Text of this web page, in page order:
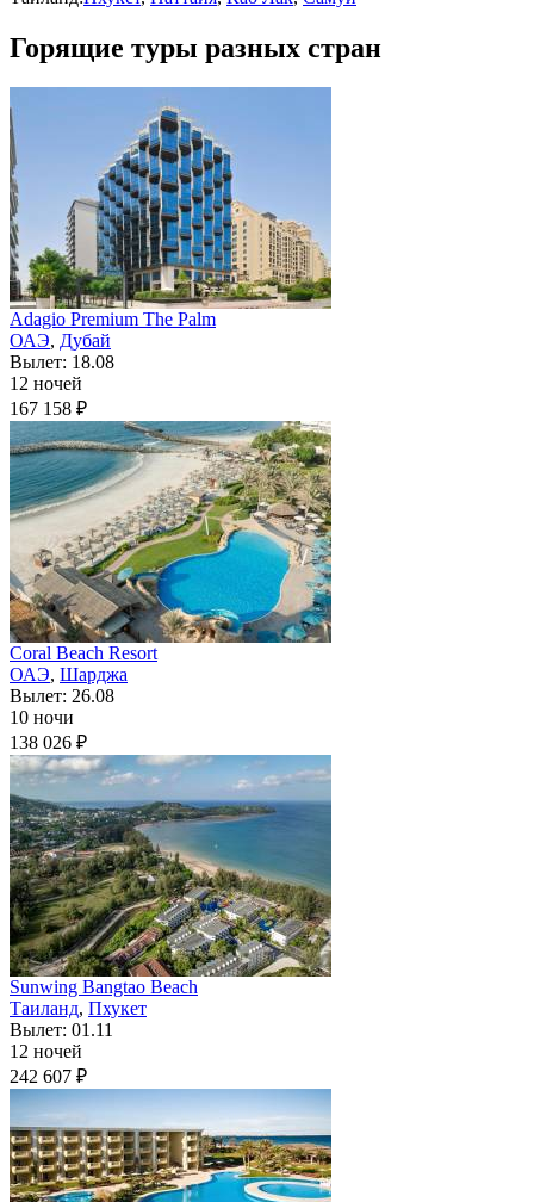
Горящие туры разных стран
Adagio Premium The Palm
ОАЭ, Дубай
Вылет: 18.08
12 ночей
167 158 ₽
Coral Beach Resort
ОАЭ, Шарджа
Вылет: 26.08
10 ночи
138 026 ₽
Sunwing Bangtao Beach
Таиланд, Пхукет
Вылет: 01.11
12 ночей
242 607 ₽